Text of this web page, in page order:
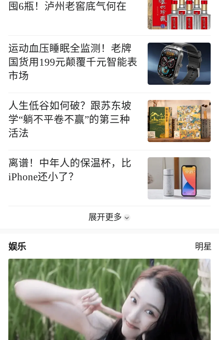
囤6瓶！泸州老窖底气何在
运动血压睡眠全监测！老牌
国货用199元颠覆千元智能表
市场
人生低谷如何破？跟苏东坡
学“躺不平卷不赢”的第三种
活法
离谱！中年人的保温杯，比
iPhone还小了？
展开更多
娱乐 明星